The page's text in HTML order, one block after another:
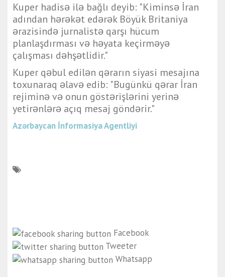
Kuper hadisə ilə bağlı deyib: "Kiminsə İran
adından hərəkət edərək Böyük Britaniya
ərazisində jurnalistə qarşı hücum
planlaşdırması və həyata keçirməyə
çalışması dəhşətlidir."
Kuper qəbul edilən qərarın siyasi mesajına
toxunaraq əlavə edib: "Bugünkü qərar İran
rejiminə və onun göstərişlərini yerinə
yetirənlərə açıq mesaj göndərir."
Azərbaycan İnformasiya Agentliyi
Facebook
Tweeter
Whatsapp